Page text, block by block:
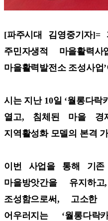
[파주시대 김영중기자]=
주민자생적 마을활력사
마을활력발전소 조성사업
시는 지난 10일 ‘월롱다락
열고, 침체된 마을 경
지역활성화 모델의 본격
이번 사업을 통해 기
마을방앗간을 유지
조성함으로써, 고소한
어우러지는 ‘월롱다